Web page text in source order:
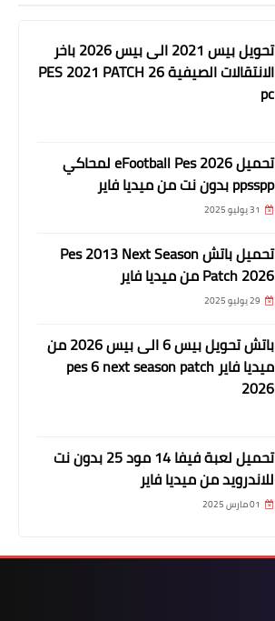
تحويل بيس 2021 الى بيس 2026 باخر
الانتقالات الصيفية PES 2021 PATCH 26
pc
تحميل eFootball Pes 2026 لمحاكي
ppsspp بدون نت من ميديا فاير
31 يوليو 2025
تحميل باتش Pes 2013 Next Season
Patch 2026 من ميديا فاير
29 يوليو 2025
باتش تحويل بيس 6 الى بيس 2026 من
ميديا فاير pes 6 next season patch
2026
تحميل لعبة فيفا 14 مود 25 بدون نت
للاندرويد من ميديا فاير
01 مارس 2025